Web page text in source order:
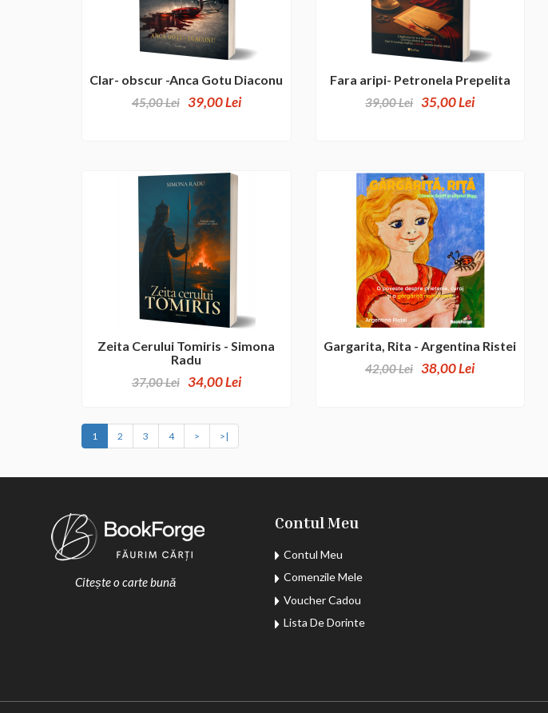
Clar- obscur -Anca Gotu Diaconu
45,00 Lei 39,00 Lei
Fara aripi- Petronela Prepelita
39,00 Lei 35,00 Lei
Zeita Cerului Tomiris - Simona
Radu
37,00 Lei 34,00 Lei
Gargarita, Rita - Argentina Ristei
42,00 Lei 38,00 Lei
1 2 3 4 > >|
Citește o carte bună
Contul Meu
Contul Meu
Comenzile Mele
Voucher Cadou
Lista De Dorinte